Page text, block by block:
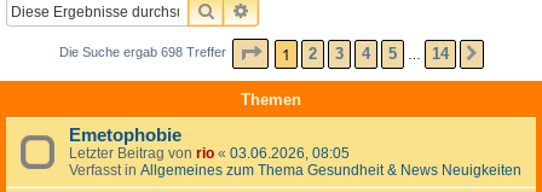
SUCHEERWEITERTE SUCHE
Die Suche ergab 698 Treffer SEITE1 VON14
1 2 3 4 5 14
Themen
Emetophobie
Letzter Beitrag von rio « 03.06.2026, 08:05
Verfasst in Allgemeines zum Thema Gesundheit & News Neuigkeiten